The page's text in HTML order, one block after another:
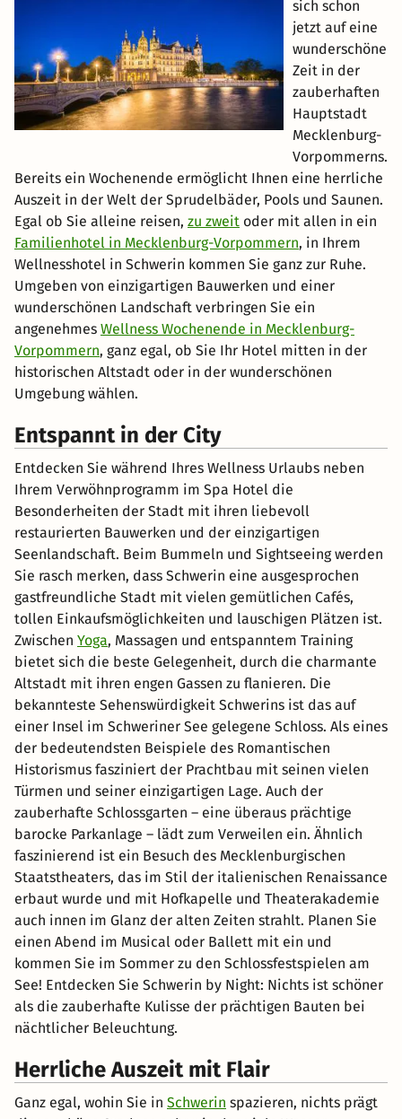
sich schon
jetzt auf eine
wunderschöne
Zeit in der
zauberhaften
Hauptstadt
Mecklenburg-
Vorpommerns.
Bereits ein Wochenende ermöglicht Ihnen eine herrliche
Auszeit in der Welt der Sprudelbäder, Pools und Saunen.
Egal ob Sie alleine reisen, zu zweit oder mit allen in ein
Familienhotel in Mecklenburg-Vorpommern, in Ihrem
Wellnesshotel in Schwerin kommen Sie ganz zur Ruhe.
Umgeben von einzigartigen Bauwerken und einer
wunderschönen Landschaft verbringen Sie ein
angenehmes Wellness Wochenende in Mecklenburg-
Vorpommern, ganz egal, ob Sie Ihr Hotel mitten in der
historischen Altstadt oder in der wunderschönen
Umgebung wählen.
Entspannt in der City
Entdecken Sie während Ihres Wellness Urlaubs neben
Ihrem Verwöhnprogramm im Spa Hotel die
Besonderheiten der Stadt mit ihren liebevoll
restaurierten Bauwerken und der einzigartigen
Seenlandschaft. Beim Bummeln und Sightseeing werden
Sie rasch merken, dass Schwerin eine ausgesprochen
gastfreundliche Stadt mit vielen gemütlichen Cafés,
tollen Einkaufsmöglichkeiten und lauschigen Plätzen ist.
Zwischen Yoga, Massagen und entspanntem Training
bietet sich die beste Gelegenheit, durch die charmante
Altstadt mit ihren engen Gassen zu flanieren. Die
bekannteste Sehenswürdigkeit Schwerins ist das auf
einer Insel im Schweriner See gelegene Schloss. Als eines
der bedeutendsten Beispiele des Romantischen
Historismus fasziniert der Prachtbau mit seinen vielen
Türmen und seiner einzigartigen Lage. Auch der
zauberhafte Schlossgarten – eine überaus prächtige
barocke Parkanlage – lädt zum Verweilen ein. Ähnlich
faszinierend ist ein Besuch des Mecklenburgischen
Staatstheaters, das im Stil der italienischen Renaissance
erbaut wurde und mit Hofkapelle und Theaterakademie
auch innen im Glanz der alten Zeiten strahlt. Planen Sie
einen Abend im Musical oder Ballett mit ein und
kommen Sie im Sommer zu den Schlossfestspielen am
See! Entdecken Sie Schwerin by Night: Nichts ist schöner
als die zauberhafte Kulisse der prächtigen Bauten bei
nächtlicher Beleuchtung.
Herrliche Auszeit mit Flair
Ganz egal, wohin Sie in Schwerin spazieren, nichts prägt